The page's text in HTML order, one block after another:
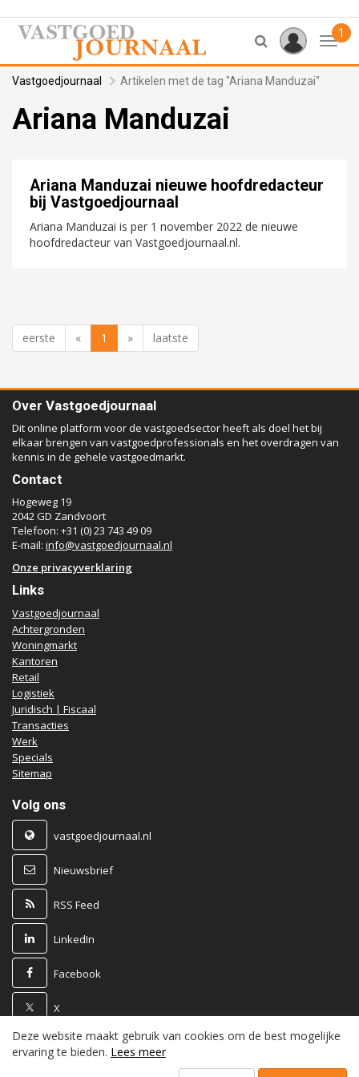
1
Vastgoedjournaal Artikelen met de tag "Ariana Manduzai"
Ariana Manduzai
Ariana Manduzai nieuwe hoofdredacteur
bij Vastgoedjournaal
Ariana Manduzai is per 1 november 2022 de nieuwe
hoofdredacteur van Vastgoedjournaal.nl.
eerste « 1 » laatste
Over Vastgoedjournaal
Dit online platform voor de vastgoedsector heeft als doel het bij
elkaar brengen van vastgoedprofessionals en het overdragen van
kennis in de gehele vastgoedmarkt.
Contact
Hogeweg 19
2042 GD Zandvoort
Telefoon: +31 (0) 23 743 49 09
E-mail: info@vastgoedjournaal.nl
Onze privacyverklaring
Links
Vastgoedjournaal
Achtergronden
Woningmarkt
Kantoren
Retail
Logistiek
Juridisch | Fiscaal
Transacties
Werk
Specials
Sitemap
Volg ons
vastgoedjournaal.nl
Nieuwsbrief
RSS Feed
LinkedIn
Facebook
X
Powered by
Deze website maakt gebruik van cookies om de best mogelijke
ervaring te bieden. Lees meer